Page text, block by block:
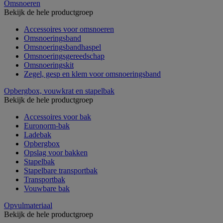
Omsnoeren
Bekijk de hele productgroep
Accessoires voor omsnoeren
Omsnoeringsband
Omsnoeringsbandhaspel
Omsnoeringsgereedschap
Omsnoeringskit
Zegel, gesp en klem voor omsnoeringsband
Opbergbox, vouwkrat en stapelbak
Bekijk de hele productgroep
Accessoires voor bak
Euronorm-bak
Ladebak
Opbergbox
Opslag voor bakken
Stapelbak
Stapelbare transportbak
Transportbak
Vouwbare bak
Opvulmateriaal
Bekijk de hele productgroep